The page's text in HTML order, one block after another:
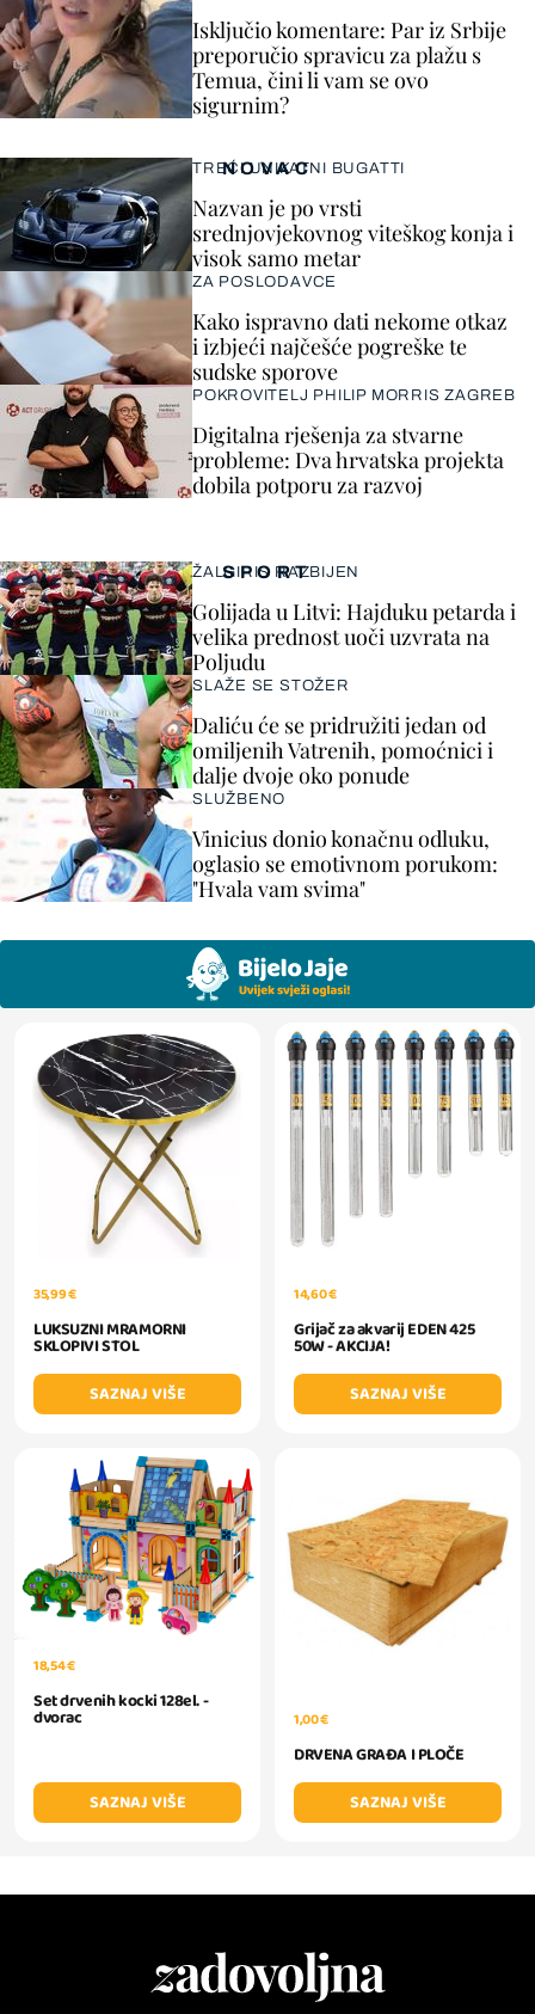
Isključio komentare: Par iz Srbije
preporučio spravicu za plažu s
Temua, čini li vam se ovo
sigurnim?
SPORT
ŽALGIRIS RAZBIJEN
Golijada u Litvi: Hajduku petarda i
velika prednost uoči uzvrata na
Poljudu
SLAŽE SE STOŽER
Daliću će se pridružiti jedan od
omiljenih Vatrenih, pomoćnici i
dalje dvoje oko ponude
SLUŽBENO
Vinicius donio konačnu odluku,
oglasio se emotivnom porukom:
"Hvala vam svima"
NOVAC
TREĆI UNIKATNI BUGATTI
Nazvan je po vrsti
srednjovjekovnog viteškog konja i
visok samo metar
ZA POSLODAVCE
Kako ispravno dati nekome otkaz
i izbjeći najčešće pogreške te
sudske sporove
POKROVITELJ PHILIP MORRIS ZAGREB
Digitalna rješenja za stvarne
probleme: Dva hrvatska projekta
dobila potporu za razvoj
35,99 €
LUKSUZNI MRAMORNI
SKLOPIVI STOL
SAZNAJ VIŠE
14,60 €
Grijač za akvarij EDEN 425
50W - AKCIJA!
SAZNAJ VIŠE
18,54 €
Set drvenih kocki 128el. -
dvorac
SAZNAJ VIŠE
1,00 €
DRVENA GRAĐA I PLOČE
SAZNAJ VIŠE